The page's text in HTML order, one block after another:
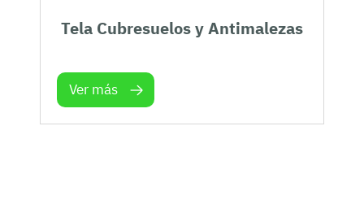
Tela Cubresuelos y Antimalezas
Ver más